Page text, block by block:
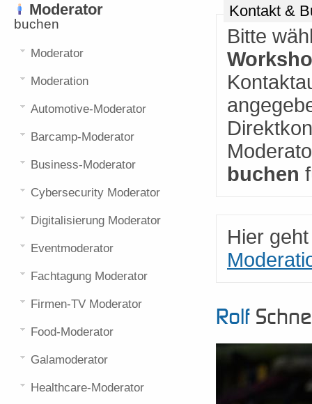
Kontakt &
Bitte
buchen
Hier
Rolf
Moderator
buchen
Moderator
Moderation
Automotive-Moderator
Barcamp-Moderator
Business-Moderator
Cybersecurity Moderator
Digitalisierung Moderator
Eventmoderator
Fachtagung Moderator
Firmen-TV Moderator
Food-Moderator
Galamoderator
Healthcare-Moderator